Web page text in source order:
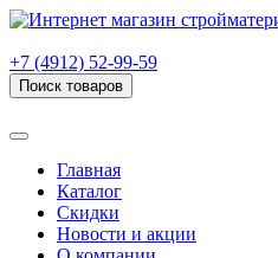
+7 (4912) 52-99-59
Поиск товаров
Главная
Каталог
Скидки
Новости и акции